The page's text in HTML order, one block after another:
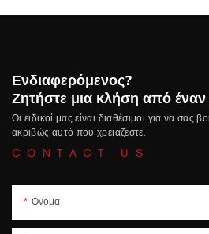
Ενδιαφερόμενος?
Ζητήστε μια κλήση από έναν
Οι ειδικοί μας είναι διαθέσιμοι για να σας
ακριβώς αυτό που χρειάζεστε.
CONTACT US
Όνομα